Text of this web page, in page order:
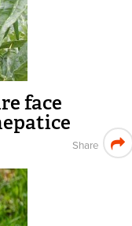
face
Share